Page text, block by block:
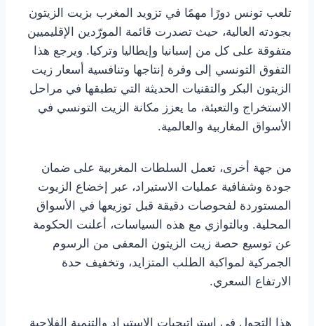
تلعب تونس دورًا مهمًا في تزويد المغرب بزيت الزيتون
بجودته العالية، حيث تصدرت قائمة المورّدين الإقليميين
متفوقة على كل من إسبانيا وإيطاليا وتركيا. ويرجع هذا
التفوق التونسي إلى وفرة إنتاجها وتنافسية أسعار زيت
الزيتون البكر والتقنيات الحديثة التي تطبقها في مراحل
الاستخراج والتعبئة، ما يعزز مكانة الزيت التونسي في
الأسواق المغاربية والعالمية.
من جهة أخرى، تعمل السلطات المغربية على ضمان
جودة وشفافية عمليات الاستيراد، عبر إخضاع الزيوت
المستوردة لفحوصات دقيقة قبل توزيعها في الأسواق
المحلية. وبالتوازي مع هذه السياسات، أعلنت الحكومة
عن توسيع حصة زيت الزيتون المعفى من الرسوم
الجمركية لمواكبة الطلب المتزايد، وتخفيف حدة
الارتفاع السعري.
هذا التحول في استراتيجيات الاستيراد والتنمية الفلاحية